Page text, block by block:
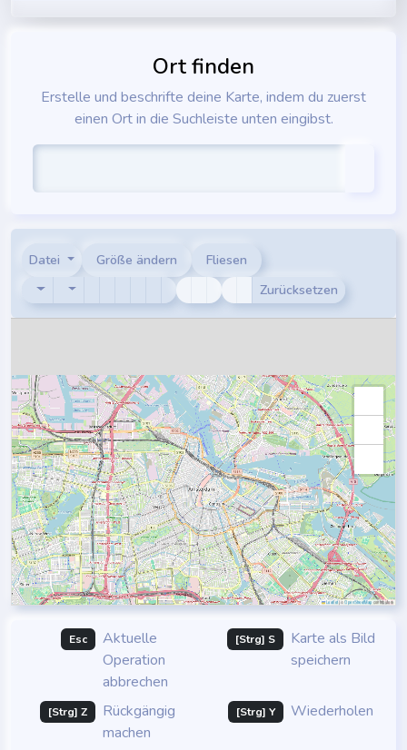
Ort finden
Erstelle und beschrifte deine Karte, indem du zuerst
einen Ort in die Suchleiste unten eingibst.
Datei Größe ändern
Fliesen
Zurücksetzen
Leaflet|©OpenStreetMapcontributors
Esc
Aktuelle
Operation
abbrechen
[Strg] S
Karte als Bild
speichern
[Strg] Z
Rückgängig
machen
[Strg] Y Wiederholen